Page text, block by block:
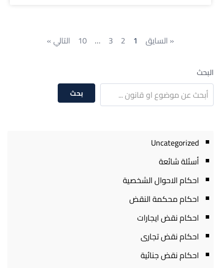
« السايق 1
2
3
…
10 التالي »
البحث
بحث
Uncategorized
أسئلة شائعة
احكام الاحوال الشخصية
احكام محكمة النقض
احكام نقض ايجارات
احكام نقض تجارى
احكام نقض جنائية